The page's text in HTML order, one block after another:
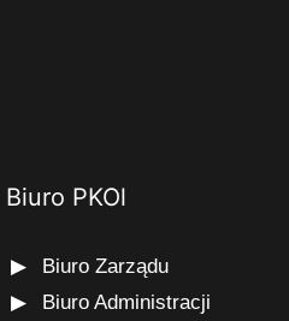
Biuro PKOl
Biuro Zarządu
Biuro Administracji